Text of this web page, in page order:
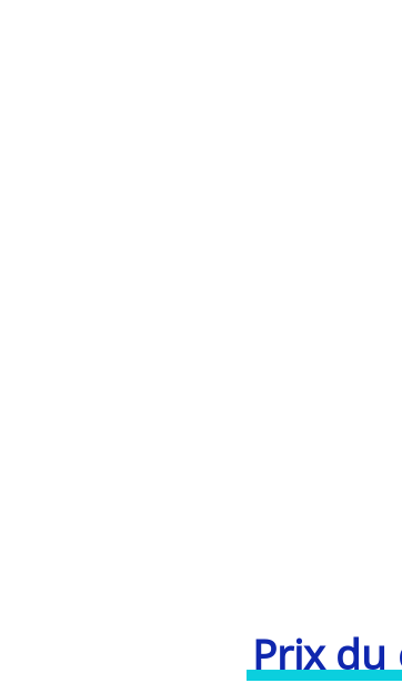
Prix du